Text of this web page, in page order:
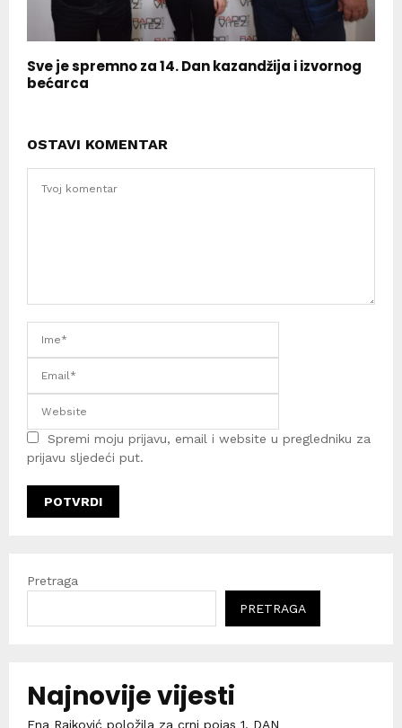
Sve je spremno za 14. Dan kazandžija i izvornog
bećarca
OSTAVI KOMENTAR
Spremi moju prijavu, email i website u pregledniku za
prijavu sljedeći put.
Pretraga
PRETRAGA
Najnovije vijesti
Ena Rajković položila za crni pojas 1. DAN